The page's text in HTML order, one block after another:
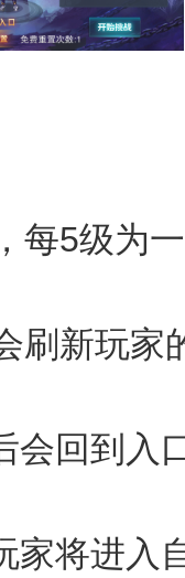
每5级为
刷新玩家
会回到入
家将进入